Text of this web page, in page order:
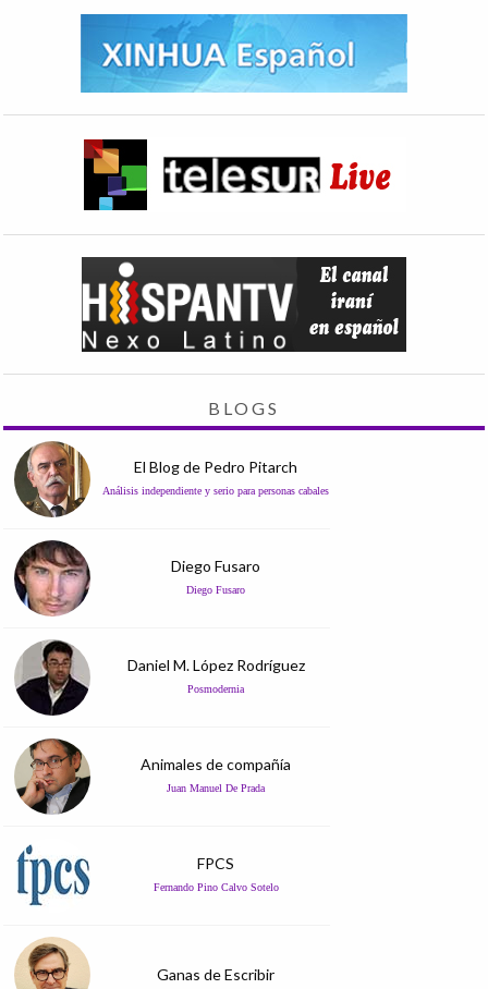
BLOGS
El Blog de Pedro Pitarch
Análisis independiente y serio para personas cabales
Diego Fusaro
Diego Fusaro
Daniel M. López Rodríguez
Posmodernia
Animales de compañía
Juan Manuel De Prada
FPCS
Fernando Pino Calvo Sotelo
Ganas de Escribir